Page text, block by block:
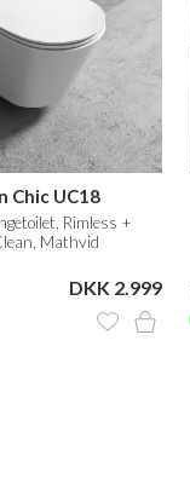
Chic UC18
Rimless +
Mathvid
DKK 2.999